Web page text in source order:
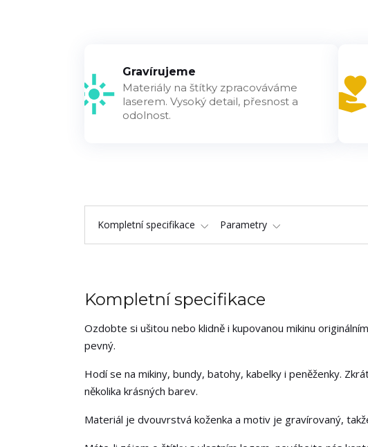
Gravírujeme
Materiály na štítky zpracováváme
laserem. Vysoký detail, přesnost a
odolnost.
Kompletní specifikace Parametry
Kompletní specifikace
Ozdobte si ušitou nebo klidně i kupovanou mikinu
pevný.
Hodí se na mikiny, bundy, batohy, kabelky i peněženky.
několika krásných barev.
Materiál je dvouvrstvá koženka a motiv je gravírovaný,